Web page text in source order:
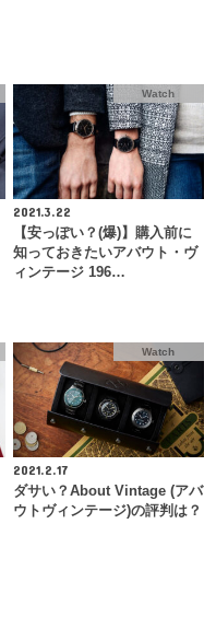
Watch
2021.3.22
【安っぽい？(爆)】購入前に
知っておきたいアバウト・ヴ
ィンテージ 196…
Watch
2021.2.17
ダサい？About Vintage (アバ
ウトヴィンテージ)の評判は？